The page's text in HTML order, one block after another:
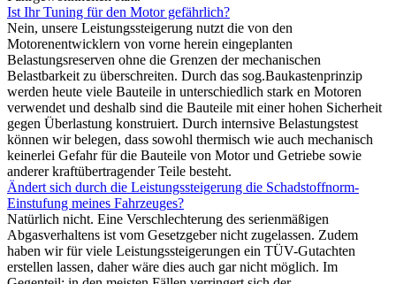
Ist Ihr Tuning für den Motor gefährlich?
Nein, unsere Leistungssteigerung nutzt die von den
Motorenentwicklern von vorne herein eingeplanten
Belastungsreserven ohne die Grenzen der mechanischen
Belastbarkeit zu überschreiten. Durch das sog.Baukastenprinzip
werden heute viele Bauteile in unterschiedlich stark en Motoren
verwendet und deshalb sind die Bauteile mit einer hohen Sicherheit
gegen Überlastung konstruiert. Durch internsive Belastungstest
können wir belegen, dass sowohl thermisch wie auch mechanisch
keinerlei Gefahr für die Bauteile von Motor und Getriebe sowie
anderer kraftübertragender Teile besteht.
Ändert sich durch die Leistungssteigerung die Schadstoffnorm-
Einstufung meines Fahrzeuges?
Natürlich nicht. Eine Verschlechterung des serienmäßigen
Abgasverhaltens ist vom Gesetzgeber nicht zugelassen. Zudem
haben wir für viele Leistungssteigerungen ein TÜV-Gutachten
erstellen lassen, daher wäre dies auch gar nicht möglich. Im